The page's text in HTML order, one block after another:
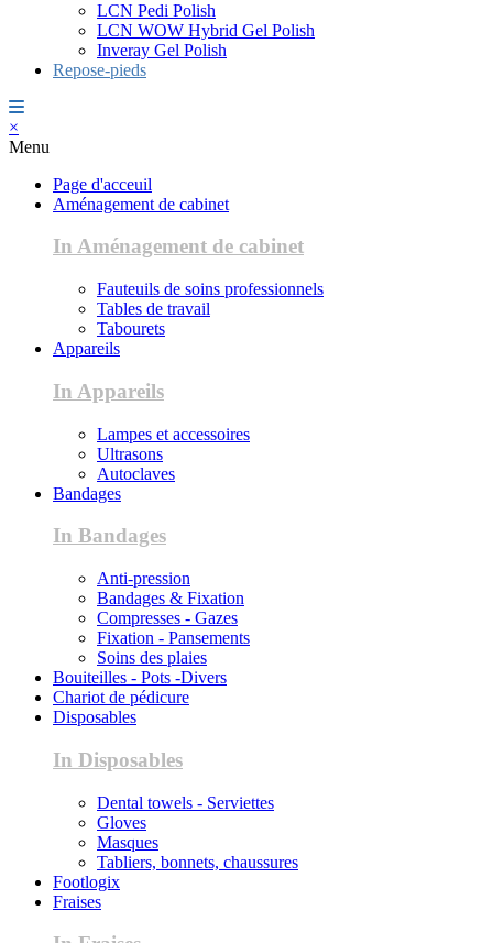
LCN Pedi Polish
LCN WOW Hybrid Gel Polish
Inveray Gel Polish
Repose-pieds
×
Menu
Page d'acceuil
Aménagement de cabinet
In Aménagement de cabinet
Fauteuils de soins professionnels
Tables de travail
Tabourets
Appareils
In Appareils
Lampes et accessoires
Ultrasons
Autoclaves
Bandages
In Bandages
Anti-pression
Bandages & Fixation
Compresses - Gazes
Fixation - Pansements
Soins des plaies
Bouiteilles - Pots -Divers
Chariot de pédicure
Disposables
In Disposables
Dental towels - Serviettes
Gloves
Masques
Tabliers, bonnets, chaussures
Footlogix
Fraises